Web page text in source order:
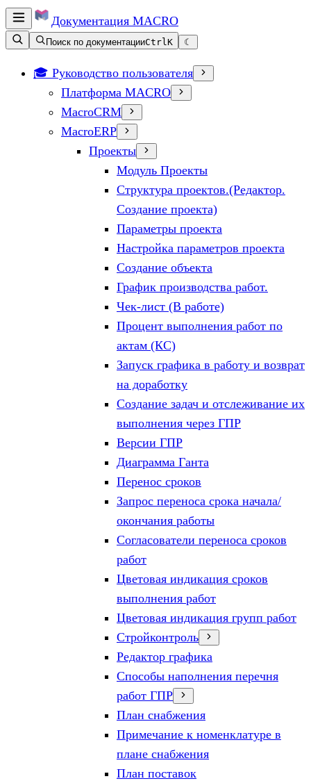
Документация MACRO
Поиск по документацииCtrlK ☾
🎓 Руководство пользователя
Платформа MACRO
MacroCRM
MacroERP
Проекты
Модуль Проекты
Структура проектов.(Редактор.
Создание проекта)
Параметры проекта
Настройка параметров проекта
Создание объекта
График производства работ.
Чек-лист (В работе)
Процент выполнения работ по
актам (КС)
Запуск графика в работу и возврат
на доработку
Создание задач и отслеживание их
выполнения через ГПР
Версии ГПР
Диаграмма Ганта
Перенос сроков
Запрос переноса срока начала/
окончания работы
Согласователи переноса сроков
работ
Цветовая индикация сроков
выполнения работ
Цветовая индикация групп работ
Стройконтроль
Редактор графика
Способы наполнения перечня
работ ГПР
План снабжения
Примечание к номенклатуре в
плане снабжения
План поставок